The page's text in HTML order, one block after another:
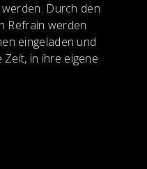
Durch den
Refrain werden
eingeladen und
in ihre eigene